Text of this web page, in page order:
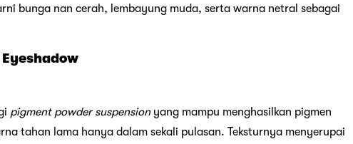
bunga nan cerah, lembayung muda, serta warna netral sebagai
pigment powder suspensionyang mampu menghasilkan pigmen
tahan lama hanya dalam sekali pulasan. Teksturnya menyerupai